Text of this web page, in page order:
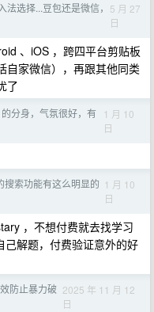
法选择...豆包还是微信， 5 月 27
日
、iOS ，跨四平台剪贴板
自家微信），再跟其他同类
了
分身，气氛很好，有
1 月 10
日
索功能有这么明显的 1 月 10
日
，不想付费就去找学习
解题，付费验证意外的好
防止暴力破 2025 年 11 月 12
日